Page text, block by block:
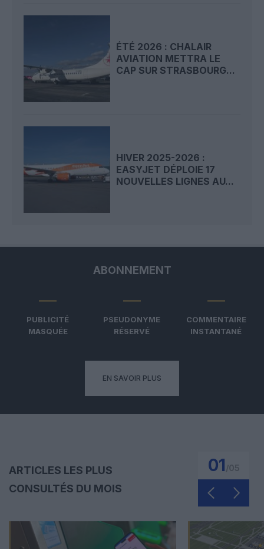
ÉTÉ 2026 : CHALAIR
AVIATION METTRA LE
CAP SUR STRASBOURG...
HIVER 2025-2026 :
EASYJET DÉPLOIE 17
NOUVELLES LIGNES AU...
ABONNEMENT
PUBLICITÉ
MASQUÉE
PSEUDONYME
RÉSERVÉ
COMMENTAIRE
INSTANTANÉ
EN SAVOIR PLUS
ARTICLES LES PLUS
CONSULTÉS DU MOIS
01